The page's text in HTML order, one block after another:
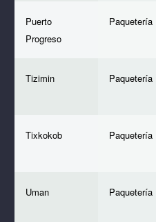
Puerto
Progreso
Paquetería
Tizimin Paquetería
Tixkokob Paquetería
Uman Paquetería